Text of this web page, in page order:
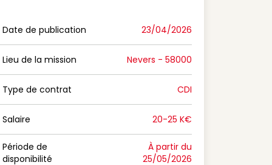
Date de publication
Date de publication 23/04/2026
Lieu de la mission
Lieu de la mission Nevers - 58000
Type de contrat
Type de contrat CDI
Salaire
Salaire 20-25 K€
Période de
disponibilité
À partir du
25/05/2026